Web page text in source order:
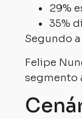
29%
35%
Segundo
Felipe
segmento